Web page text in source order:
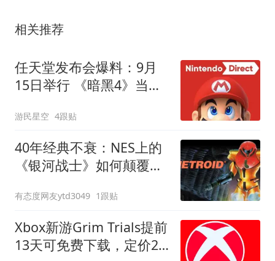
相关推荐
任天堂发布会爆料：9月
15日举行 《暗黑4》当天
游民星空 4跟贴
40年经典不衰：NES上的
《银河战士》如何颠覆游
有态度网友ytd3049 1跟贴
Xbox新游Grim Trials提前
13天可免费下载，定价20